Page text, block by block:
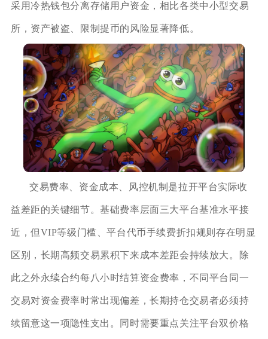
采用冷热钱包分离存储用户资金，相比各类中小型交易
所，资产被盗、限制提币的风险显著降低。
交易费率、资金成本、风控机制是拉开平台实际收
益差距的关键细节。基础费率层面三大平台基准水平接
近，但VIP等级门槛、平台代币手续费折扣规则存在明显
区别，长期高频交易累积下来成本差距会持续放大。除
此之外永续合约每八小时结算资金费率，不同平台同一
交易对资金费率时常出现偏差，长期持仓交易者必须持
续留意这一项隐性支出。同时需要重点关注平台双价格